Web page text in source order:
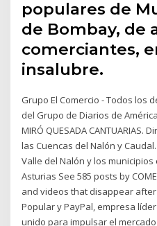
populares de
de Bombay, de
comerciantes,
insalubre.
Grupo El Comercio - Todos los
del Grupo de Diarios de
MIRÓ QUESADA CANTUARIAS.
las Cuencas del Nalón y
Valle del Nalón y los
Asturias See 585 posts by
and videos that disappear after
Popular y PayPal, empresa
unido para impulsar el